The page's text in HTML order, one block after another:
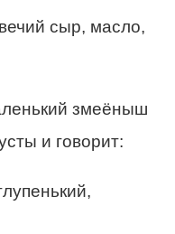
сыр, масло,
змеёныш
и говорит: